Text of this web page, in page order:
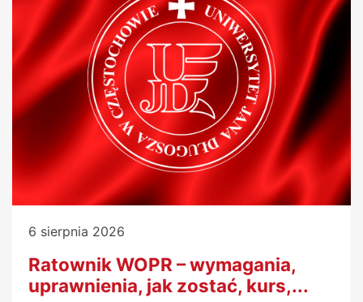
6 sierpnia 2026
Ratownik WOPR – wymagania,
uprawnienia, jak zostać, kurs,...